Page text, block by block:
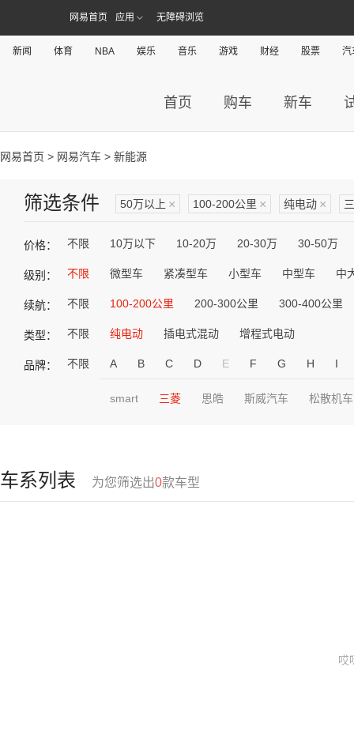
网易首页 应用 无障碍浏览
新闻 体育 NBA 娱乐 音乐 游戏 财经 股票 汽
首页 购车 新车
网易首页 > 网易汽车 > 新能源
筛选条件 50万以上 × 100-200公里 × 纯电动 ×
价格： 不限 10万以下 10-20万 20-30万 30-50万
级别： 不限 微型车 紧凑型车 小型车 中型车 中
续航： 不限 100-200公里 200-300公里 300-400公里
类型： 不限 纯电动 插电式混动 增程式电动
品牌： 不限 A B C D E F G H I
smart 三菱 思皓 斯威汽车 松散机车
车系列表 为您筛选出0款车型
哎